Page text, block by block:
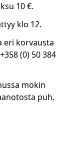
10 €.
klo 12.
eri korvausta
(0) 50 384
mökin
puh.